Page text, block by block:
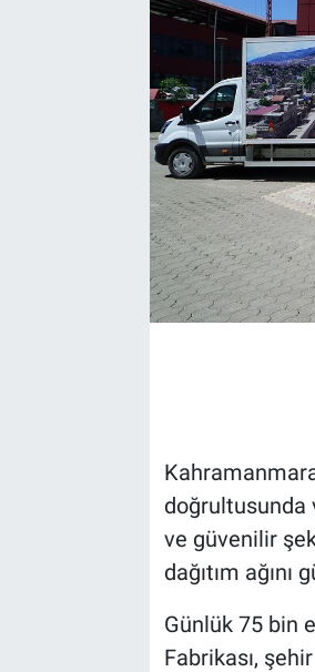
doğrultusunda
ve güvenilir
dağıtım
Günlük 75 bin
Fabrikası,